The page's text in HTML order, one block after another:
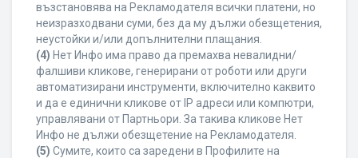
възстановява на Рекламодателя всички платени, но
неизразходвани суми, без да му дължи обезщетения,
неустойки и/или допълнителни плащания.
(4) Нет Инфо има право да премахва невалидни/
фалшиви кликове, генерирани от роботи или други
автоматизирани инструменти, включително каквито
и да е единични кликове от IP адреси или компютри,
управлявани от Партньори. За такива кликове Нет
Инфо не дължи обезщетение на Рекламодателя.
(5) Сумите, които са заредени в Профилите на